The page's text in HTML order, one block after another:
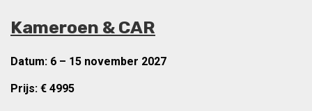
Kameroen & CAR
Datum: 6 – 15 november 2027
Prijs: € 4995